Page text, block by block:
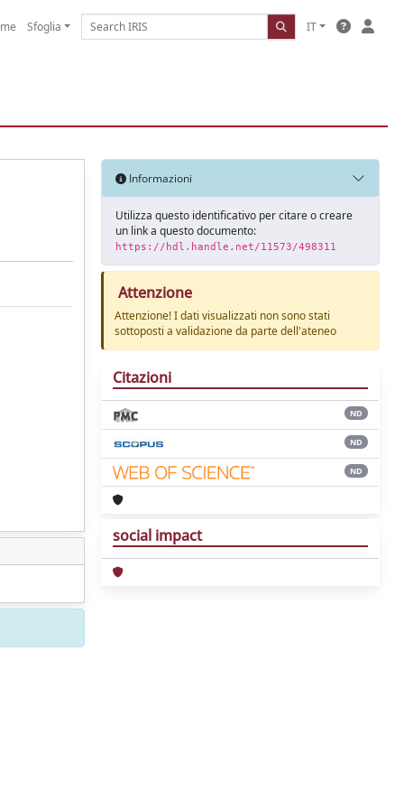
Sfoglia IT
Informazioni
Utilizza questo identificativo per citare o creare
un link a questo documento:
https://hdl.handle.net/11573/498311
Attenzione
Attenzione! I dati visualizzati non sono stati
sottoposti a validazione da parte dell'ateneo
Citazioni
ND
ND
ND
social impact